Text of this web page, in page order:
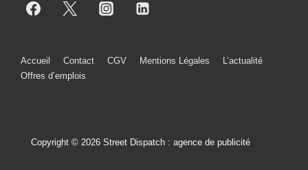
Menu
page
Accueil Contact CGV Mentions Légales
L’actualité
Offres d’emplois
Copyright © 2026 Street Dispatch : agence de publicité